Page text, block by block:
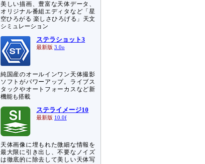
美しい描画、豊富な天体データ、
オリジナル番組エディタなど「星
空ひろがる 楽しさひろげる」天文
シミュレーション
ステラショット3
最新版 3.0o
純国産のオールインワン天体撮影
ソフトがパワーアップ。ライブス
タックやオートフォーカスなど新
機能も搭載
ステライメージ10
最新版 10.0f
天体画像に埋もれた微細な情報を
最大限に引き出し、不要なノイズ
は徹底的に除去して美しい天体写